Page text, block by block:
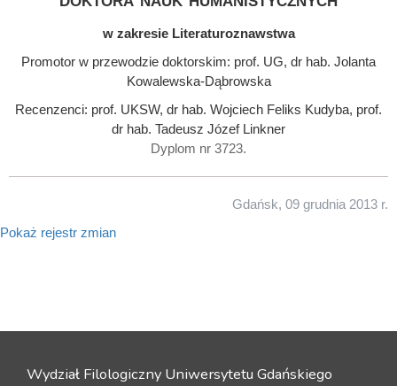
w zakresie Literaturoznawstwa
Promotor w przewodzie doktorskim: prof. UG, dr hab. Jolanta
Kowalewska-Dąbrowska
Recenzenci: prof. UKSW, dr hab. Wojciech Feliks Kudyba, prof.
dr hab. Tadeusz Józef Linkner
Dyplom nr 3723.
Gdańsk, 09 grudnia 2013 r.
Pokaż rejestr zmian
Wydział Filologiczny Uniwersytetu Gdańskiego